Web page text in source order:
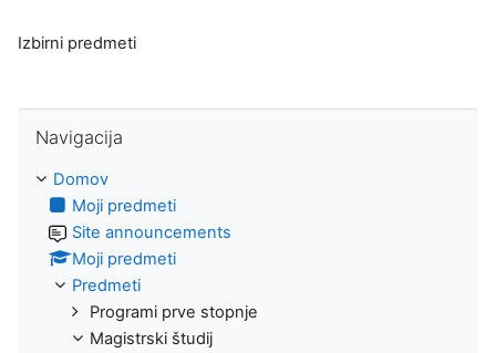
Izbirni predmeti
Navigacija
Domov
Moji predmeti
Site announcements
Moji predmeti
Predmeti
Programi prve stopnje
Magistrski študij